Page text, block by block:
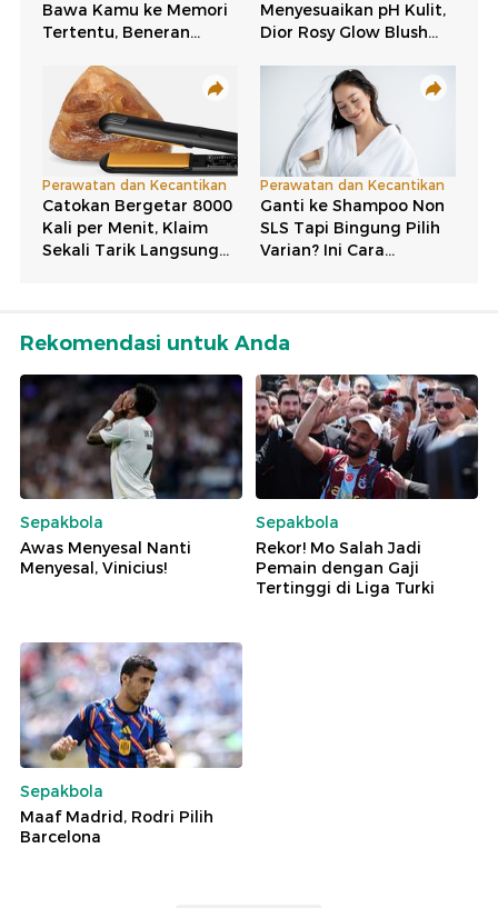
Rekomendasi untuk Anda
Sepakbola
Awas Menyesal Nanti
Menyesal, Vinicius!
Sepakbola
Rekor! Mo Salah Jadi
Pemain dengan Gaji
Tertinggi di Liga Turki
Sepakbola
Maaf Madrid, Rodri Pilih
Barcelona